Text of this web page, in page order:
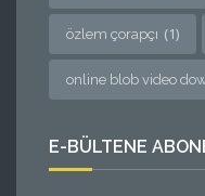
özlem çorapçı (1)
online blob video
E-BÜLTENE